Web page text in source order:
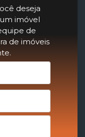
deseja
imóvel
de
de imóveis